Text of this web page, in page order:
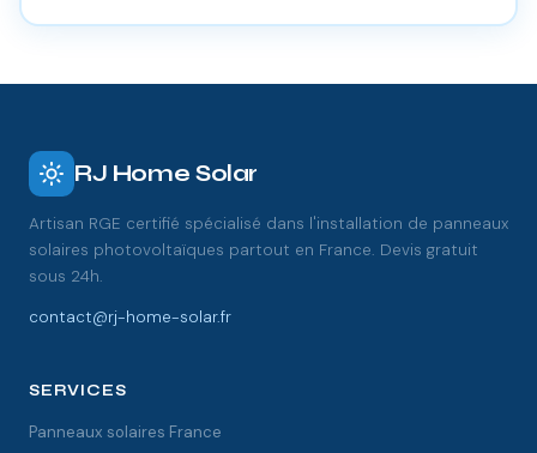
RJ Home Solar
Artisan RGE certifié spécialisé dans l'installation de panneaux
solaires photovoltaïques partout en France. Devis gratuit
sous 24h.
contact@rj-home-solar.fr
SERVICES
Panneaux solaires France